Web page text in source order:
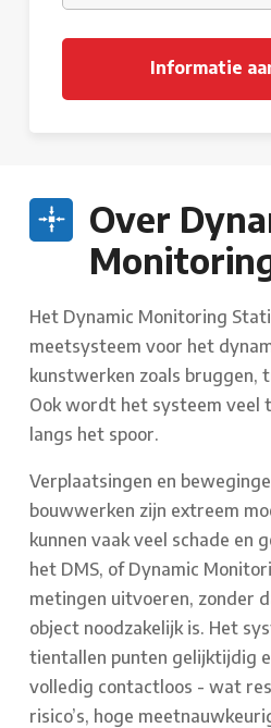
Over
Het Dynamic Monitoring
meetsysteem voor het
kunstwerken zoals bruggen,
Ook wordt het systeem veel
langs het spoor.
Verplaatsingen en
bouwwerken zijn extreem
kunnen vaak veel schade en
het DMS, of Dynamic
metingen uitvoeren, zonder
object noodzakelijk is. Het
tientallen punten gelijktijdig
volledig contactloos - wat
risico’s, hoge